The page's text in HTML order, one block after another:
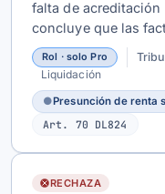
falta de acreditación
concluye que las
ideológicamente
aplicar presunción
liquidaciones
motivación.
Rol · solo Pro
Liquidación
●Presunción de renta
Art. 70 DL824
RECHAZA